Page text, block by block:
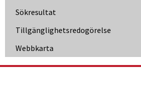
Sökresultat
Tillgänglighetsredogörelse
Webbkarta